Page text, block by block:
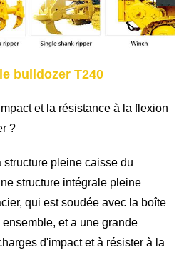
bulldozer T240
et la résistance à la flexion
?
pleine caisse du
structure intégrale pleine
qui est soudée avec la boîte
et a une grande
d'impact et à résister à la